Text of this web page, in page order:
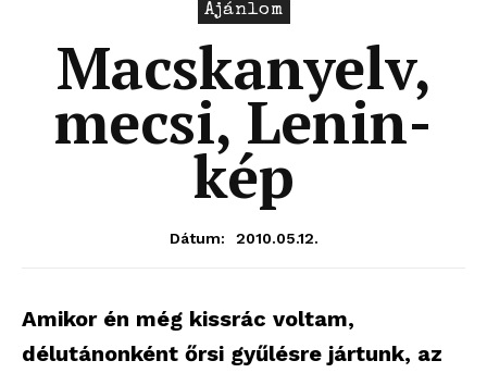
Ajánlom
Macskanyelv,
mecsi, Lenin-
kép
Dátum: 2010.05.12.
Amikor én még kissrác voltam,
délutánonként őrsi gyűlésre jártunk, az